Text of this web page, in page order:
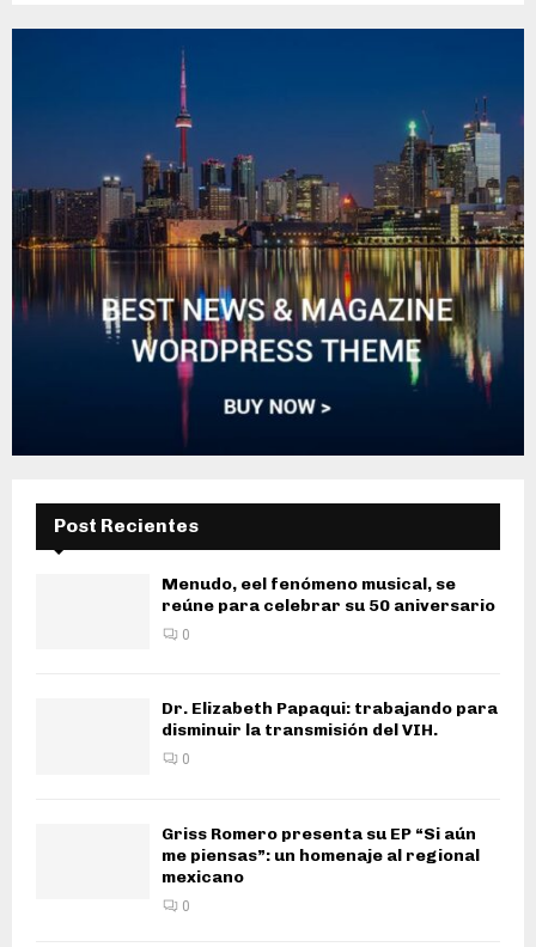
Post Recientes
Menudo, eel fenómeno musical, se
reúne para celebrar su 50 aniversario
0
Dr. Elizabeth Papaqui: trabajando para
disminuir la transmisión del VIH.
0
Griss Romero presenta su EP “Si aún
me piensas”: un homenaje al regional
mexicano
0